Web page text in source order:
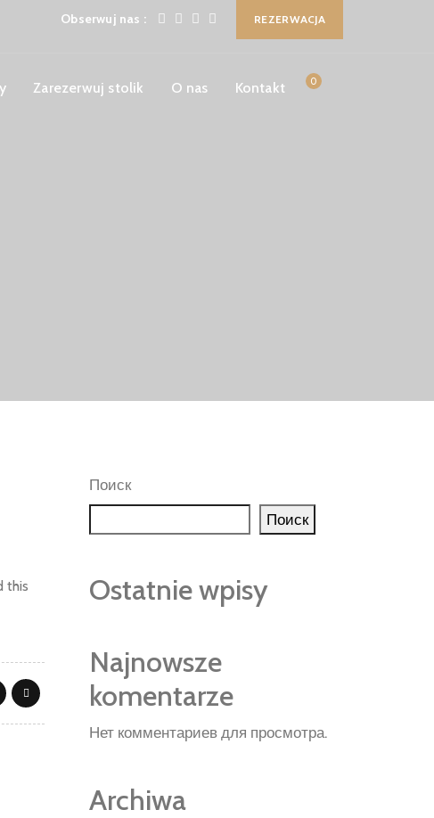
Obserwuj nas : REZERWACJA
0
Zarezerwuj stolik O nas Kontakt
this
Поиск
Поиск
Ostatnie wpisy
Najnowsze
komentarze
Нет комментариев для просмотра.
Archiwa